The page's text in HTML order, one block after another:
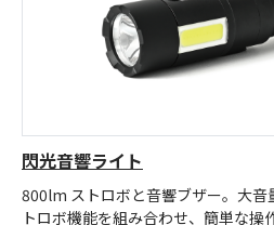
製品をキーワードで検索見積り
オンライン
閃光音響ライト
800lm ストロボと音響ブザー。大音
トロボ機能を組み合わせ、簡単な操